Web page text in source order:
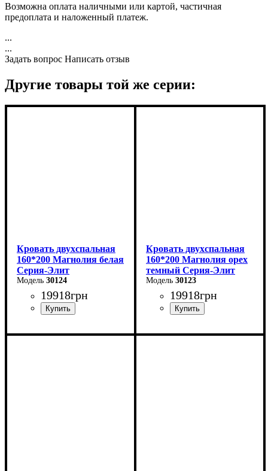
Возможна оплата наличными или картой, частичная
предоплата и наложенный платеж.
...
...
Задать вопрос Написать отзыв
Другие товары той же серии:
Кровать двухспальная
160*200 Магнолия белая
Серия-Элит
30124
19918грн
Ширина: 168 см
Кровать двухспальная
160*200 Магнолия орех
темный Серия-Элит
30123
19918грн
Ширина: 168 см